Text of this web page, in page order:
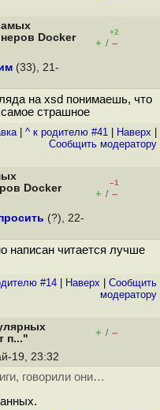
Docker
+2
+ / –
(33), 21-
на xsd понимаешь, что
страшное
| ^ к родителю #41 Наверх
Cообщить модератору
Docker
–1
+ / –
(?), 22-
написан читается лучше
#14 Наверх
Cообщить
модератору
п..."
+ / –
19, 23:32
говорили они…